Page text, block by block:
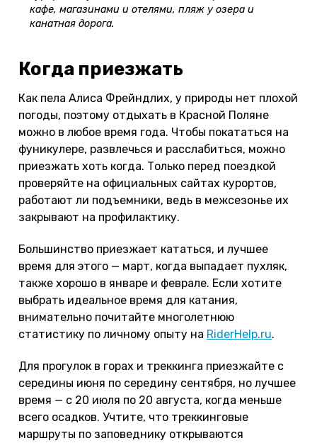
кафе, магазинами и отелями, пляж у озера и
канатная дорога.
Когда приезжать
Как пела Алиса Фрейндлих, у природы нет плохой
погоды, поэтому отдыхать в Красной Поляне
можно в любое время года. Чтобы покататься на
фуникулере, развлечься и расслабиться, можно
приезжать хоть когда. Только перед поездкой
проверяйте на официальных сайтах курортов,
работают ли подъемники, ведь в межсезонье их
закрывают на профилактику.
Большинство приезжает кататься, и лучшее
время для этого — март, когда выпадает пухляк,
также хорошо в январе и феврале. Если хотите
выбрать идеальное время для катания,
внимательно почитайте многолетнюю
статистику по личному опыту на RiderHelp.ru.
Для прогулок в горах и треккинга приезжайте с
середины июня по середину сентября, но лучшее
время — с 20 июля по 20 августа, когда меньше
всего осадков. Учтите, что треккинговые
маршруты по заповеднику открываются